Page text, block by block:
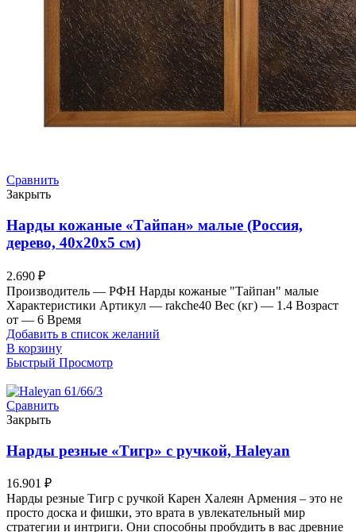
Сравнить
Закрыть
Нарды кожаные «Тайпан» малые (Россия,
дерево, 40х20х5 см)
2.690 ₽
Производитель — РФН Нарды кожаные "Тайпан" малые
Характеристики Артикул — rakche40 Вес (кг) — 1.4 Возраст
от — 6 Время
Добавить в список желаний
В корзину
Быстрый Просмотр
Сравнить
Закрыть
Нарды резные «Тигр» с ручкой, Haleyan
16.901 ₽
Нарды резные Тигр с ручкой Карен Халеян Армения – это не
просто доска и фишки, это врата в увлекательный мир
стратегии и интриги. Они способны пробудить в вас древние